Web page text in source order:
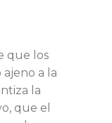
que los
a la
la
que el